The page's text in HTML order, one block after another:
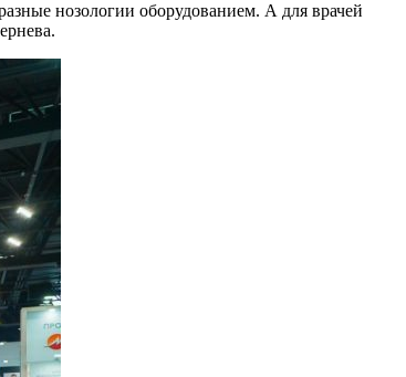
нозологии оборудованием. А для врачей